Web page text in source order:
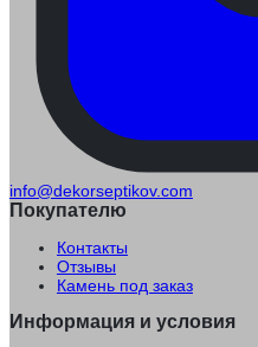
info@dekorseptikov.com
Покупателю
Контакты
Отзывы
Камень под заказ
Информация и условия